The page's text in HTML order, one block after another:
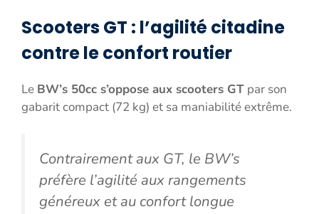
Scooters GT : l’agilité citadine
contre le confort routier
Le BW’s 50cc s’oppose aux scooters GT par son
gabarit compact (72 kg) et sa maniabilité extrême.
Contrairement aux GT, le BW’s
préfère l’agilité aux rangements
généreux et au confort longue